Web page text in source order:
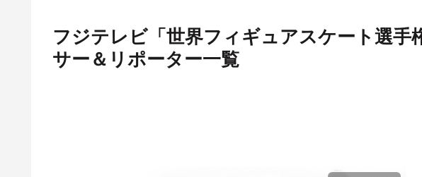
フジテレビ「世界フィギュアスケート選手
サー＆リポーター一覧